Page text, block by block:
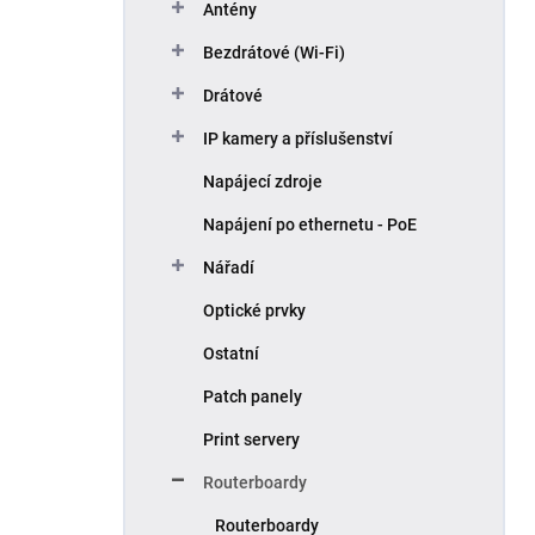
Antény
Bezdrátové (Wi-Fi)
Drátové
IP kamery a příslušenství
Napájecí zdroje
Napájení po ethernetu - PoE
Nářadí
Optické prvky
Ostatní
Patch panely
Print servery
Routerboardy
Routerboardy